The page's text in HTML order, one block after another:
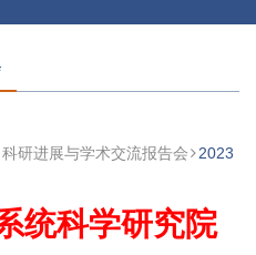
科研进展与学术交流报告会 2023
统科学研究院